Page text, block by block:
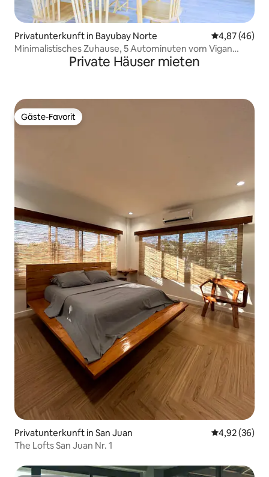
Privatunterkunft in Bayubay Norte
4,87 (46)
Minimalistisches Zuhause, 5 Autominuten vom Vigan
Heritage entferntPrivate Häuser mieten
Gäste-Favorit
Gäste-Favorit
Privatunterkunft in San Juan
4,92 (36)
The Lofts San Juan Nr. 1